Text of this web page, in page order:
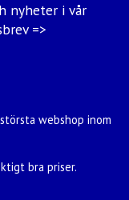
nyheter i vår
=>
webshop inom
bra priser.